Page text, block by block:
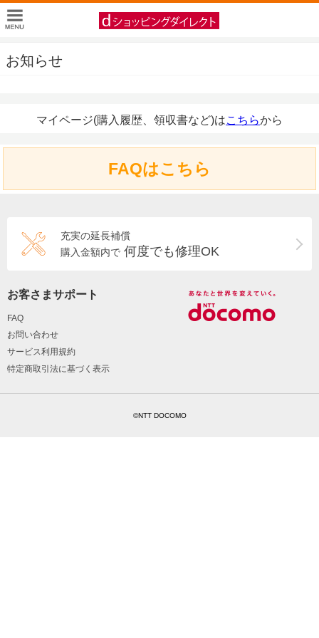
お知らせ
マイページ(購入履歴、領収書など)はこちらから
FAQはこちら
充実の延長補償
購入金額内で 何度でも修理OK
お客さまサポート
FAQ
お問い合わせ
サービス利用規約
特定商取引法に基づく表示
©NTT DOCOMO